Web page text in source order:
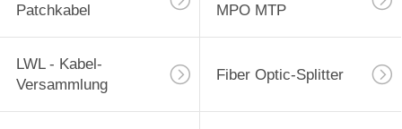
Patchkabel
MPO MTP
LWL - Kabel-
Versammlung
Fiber Optic-Splitter